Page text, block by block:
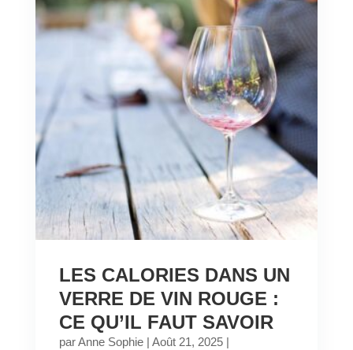
LES CALORIES DANS UN
VERRE DE VIN ROUGE :
CE QU’IL FAUT SAVOIR
parAnne Sophie| Août 21, 2025|